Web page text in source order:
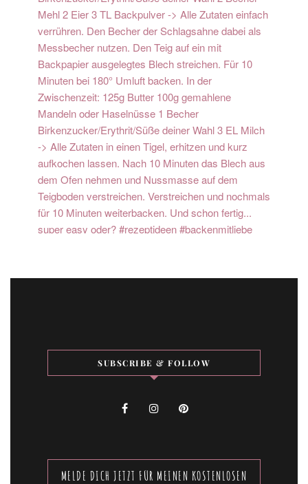
SUBSCRIBE & FOLLOW
MELDE DICH JETZT FÜR MEINEN KOSTENLOSEN